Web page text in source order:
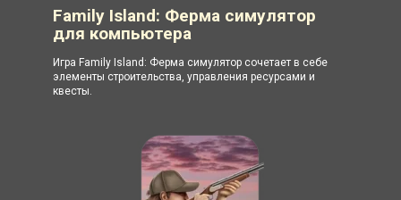
Family Island: Ферма симулятор
для компьютера
Игра Family Island: Ферма симулятор сочетает в себе
элементы строительства, управления ресурсами и
квесты.